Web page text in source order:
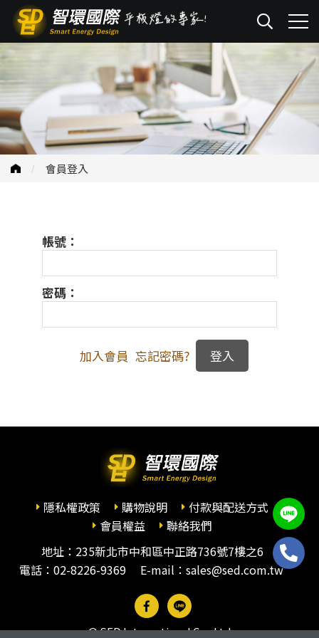
會員登入
帳號：
密碼：
加入會員 忘記密碼?
隱私權政策 購物說明
付款與配送方式
會員權益
聯絡我們
地址：235新北市中和區中正路736號7樓之6
電話： 02-8226-9369 E-mail：sales@sed.com.tw
© SED International Co., Ltd